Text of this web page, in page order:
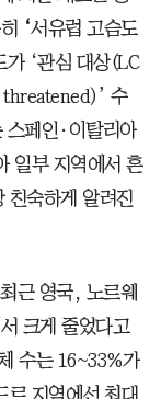
‘서유럽 고슴도
‘관심 대상(LC
수
스페인·이탈리아
일부 지역에서 흔
친숙하게 알려진
근 영국, 노르웨
크게 줄었다고
수는 16~33%가
르 지역에선 최대